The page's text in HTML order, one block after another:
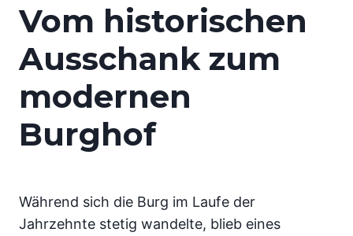
Vom historischen
Ausschank zum
modernen
Burghof
Während sich die Burg im Laufe der
Jahrzehnte stetig wandelte, blieb eines